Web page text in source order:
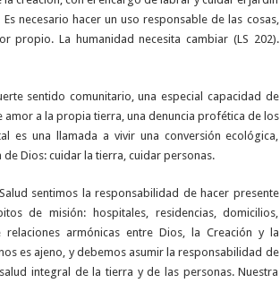
necesario hacer un uso responsable de las cosas,
propio. La humanidad necesita cambiar (LS 202).
sentido comunitario, una especial capacidad de
a la propia tierra, una denuncia profética de los
es una llamada a vivir una conversión ecológica,
Dios: cuidar la tierra, cuidar personas.
sentimos la responsabilidad de hacer presente
de misión: hospitales, residencias, domicilios,
armónicas entre Dios, la Creación y la
es ajeno, y debemos asumir la responsabilidad de
integral de la tierra y de las personas. Nuestra